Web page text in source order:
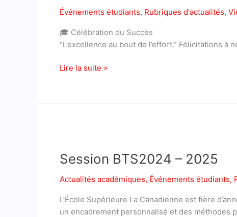
Événements étudiants, Rubriques d'actualités,
🎓 Célébration du Succès
“L’excellence au bout de l’effort.” Félicitations
ESCa
Lire la suite »
Session BTS2024 – 2025
Actualités académiques, Événements étudiants,
L’École Supérieure La Canadienne est fière
un encadrement personnalisé et des méthodes